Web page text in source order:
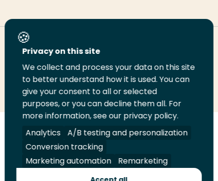
Deel deze pagina
Deel
LinkedIn
Deel
op
Twitter
Deel
op
Facebook
Email
deze
pagina
Print
deze
pagina
Volg
ons
op
LinkedIn
Volg
ons
op
Facebook
Volg
ons
op
YouTube
Volg
ons
op
Instagram
Juridisch Security A-Z Index
Contact
Privacy on this site
We collect and process your data on this site
to better understand how it is used. You can
give your consent to all or selected
purposes, or you can decline them all. For
more information, see our privacy policy.
Analytics
A/B testing and personalization
Conversion tracking
Marketing automation
Remarketing